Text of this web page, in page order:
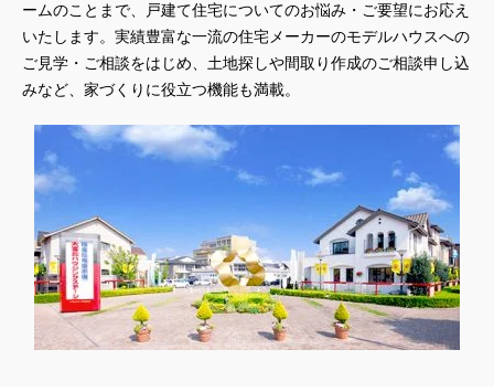
ームのことまで、戸建て住宅についてのお悩み・ご要望にお応え
いたします。実績豊富な一流の住宅メーカーのモデルハウスへの
ご見学・ご相談をはじめ、土地探しや間取り作成のご相談申し込
みなど、家づくりに役立つ機能も満載。